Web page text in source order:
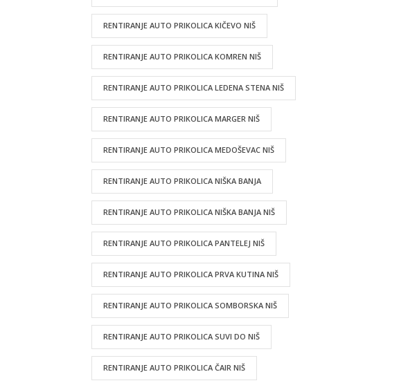
RENTIRANJE AUTO PRIKOLICA KIČEVO NIŠ
RENTIRANJE AUTO PRIKOLICA KOMREN NIŠ
RENTIRANJE AUTO PRIKOLICA LEDENA STENA NIŠ
RENTIRANJE AUTO PRIKOLICA MARGER NIŠ
RENTIRANJE AUTO PRIKOLICA MEDOŠEVAC NIŠ
RENTIRANJE AUTO PRIKOLICA NIŠKA BANJA
RENTIRANJE AUTO PRIKOLICA NIŠKA BANJA NIŠ
RENTIRANJE AUTO PRIKOLICA PANTELEJ NIŠ
RENTIRANJE AUTO PRIKOLICA PRVA KUTINA NIŠ
RENTIRANJE AUTO PRIKOLICA SOMBORSKA NIŠ
RENTIRANJE AUTO PRIKOLICA SUVI DO NIŠ
RENTIRANJE AUTO PRIKOLICA ČAIR NIŠ